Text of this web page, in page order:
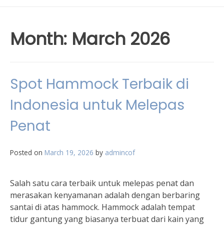
Month: March 2026
Spot Hammock Terbaik di
Indonesia untuk Melepas
Penat
Posted on March 19, 2026 by admincof
Salah satu cara terbaik untuk melepas penat dan
merasakan kenyamanan adalah dengan berbaring
santai di atas hammock. Hammock adalah tempat
tidur gantung yang biasanya terbuat dari kain yang